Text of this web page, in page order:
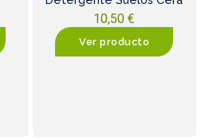
10,50€
Ver producto